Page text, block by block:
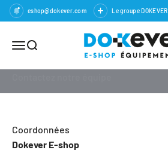
eshop@dokever.com Le groupe DOKEVER
Ouvrir la navigation
Ouvrir la recherche
Dokever E-shop
Coordonnées
Dokever E-shop